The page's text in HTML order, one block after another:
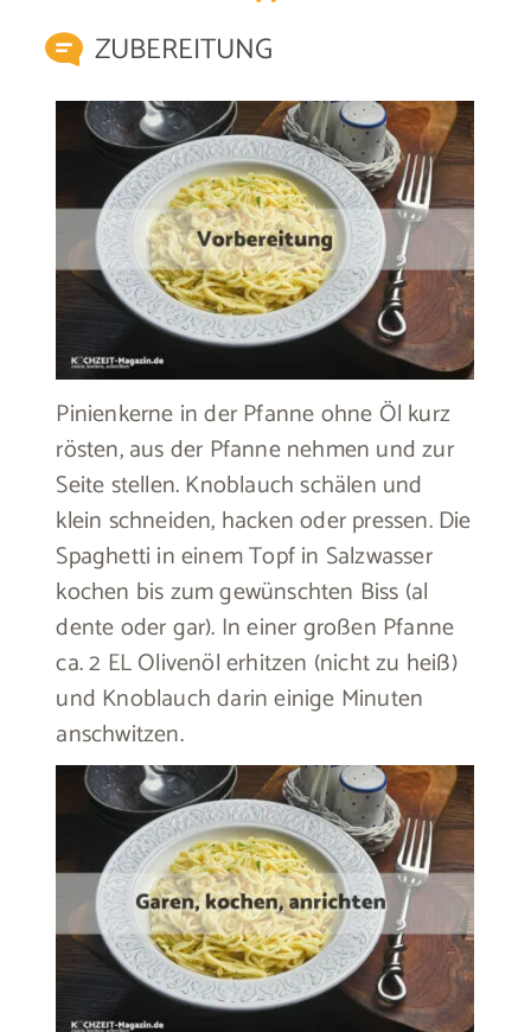
ZUBEREITUNG
Pinienkerne in der Pfanne ohne Öl kurz
rösten, aus der Pfanne nehmen und zur
Seite stellen. Knoblauch schälen und
klein schneiden, hacken oder pressen. Die
Spaghetti in einem Topf in Salzwasser
kochen bis zum gewünschten Biss (al
dente oder gar). In einer großen Pfanne
ca. 2 EL Olivenöl erhitzen (nicht zu heiß)
und Knoblauch darin einige Minuten
anschwitzen.